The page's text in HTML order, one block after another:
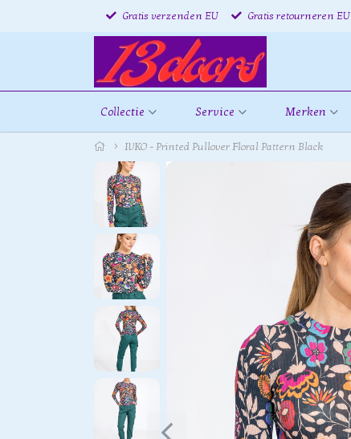
Gratis verzenden EU Gratis retourneren EU
Collectie Service Merken
IVKO - Printed Pullover Floral Pattern Black